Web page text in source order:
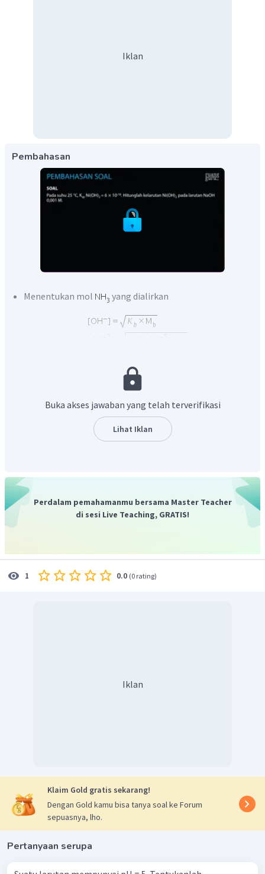
Iklan
Pembahasan
Menentukan mol yang dialirkan
Buka akses jawaban yang telah terverifikasi
Lihat Iklan
Perdalam pemahamanmu bersama Master Teacher
di sesi Live Teaching, GRATIS!
1 0.0 (0 rating)
Iklan
Klaim Gold gratis sekarang!
Dengan Gold kamu bisa tanya soal ke Forum
sepuasnya, lho.
Pertanyaan serupa